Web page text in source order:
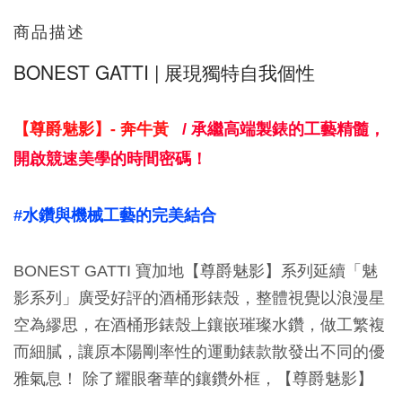
商品描述
BONEST GATTI | 展現獨特自我個性
【尊爵魅影】 - 奔牛黃
/ 承繼高端製錶的工藝精髓，
開啟競速美學的時間密碼！
#水鑽與機械工藝的完美結合
BONEST GATTI 寶加地【尊爵魅影】系列延續「魅
影系列」廣受好評的酒桶形錶殼，整體視覺以浪漫星
空為繆思，在酒桶形錶殼上鑲嵌璀璨水鑽，做工繁複
而細膩，讓原本陽剛率性的運動錶款散發出不同的優
雅氣息！ 除了耀眼奢華的鑲鑽外框，【尊爵魅影】